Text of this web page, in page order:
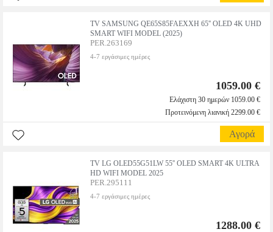
TV SAMSUNG QE65S85FAEXXH 65'' OLED 4K UHD
SMART WIFI MODEL (2025)
PER.263169
4-7 εργάσιμες ημέρες
1059.00 €
Ελάχιστη 30 ημερών 1059.00 €
Προτεινόμενη λιανική 2299.00 €
Αγορά
TV LG OLED55G51LW 55'' OLED SMART 4K ULTRA
HD WIFI MODEL 2025
PER.295111
4-7 εργάσιμες ημέρες
1288.00 €